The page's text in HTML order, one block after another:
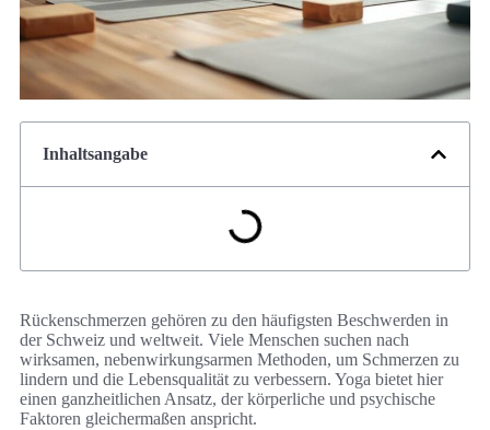
Inhaltsangabe
Rückenschmerzen gehören zu den häufigsten Beschwerden in
der Schweiz und weltweit. Viele Menschen suchen nach
wirksamen, nebenwirkungsarmen Methoden, um Schmerzen zu
lindern und die Lebensqualität zu verbessern. Yoga bietet hier
einen ganzheitlichen Ansatz, der körperliche und psychische
Faktoren gleichermaßen anspricht.